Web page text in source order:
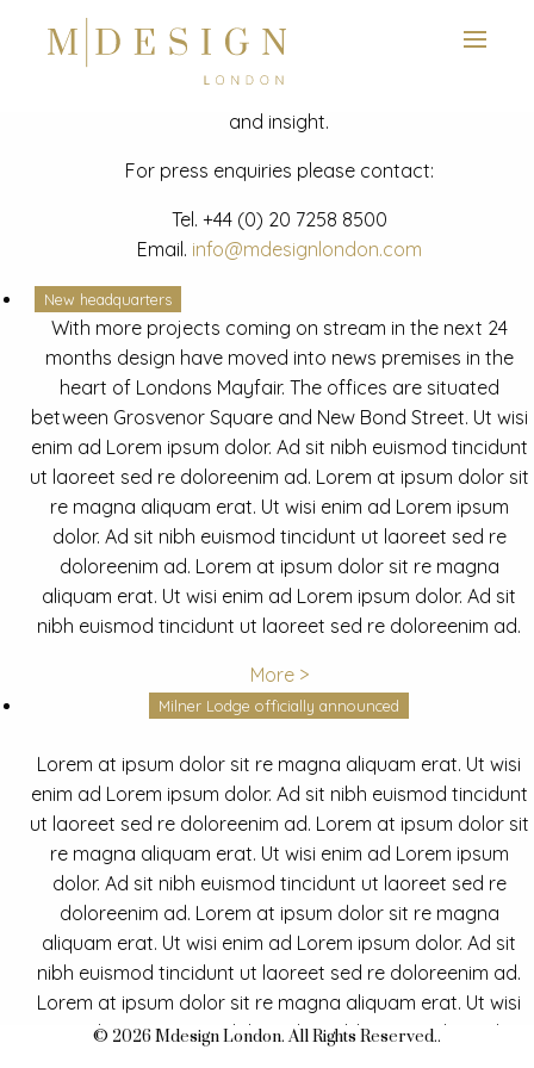
News
Latest mdesign development project and advisory news
and insight.
For press enquiries please contact:
Tel. +44 (0) 20 7258 8500
Email. info@mdesignlondon.com
New headquarters
With more projects coming on stream in the next 24
months design have moved into news premises in the
heart of Londons Mayfair. The offices are situated
between Grosvenor Square and New Bond Street. Ut wisi
enim ad Lorem ipsum dolor. Ad sit nibh euismod tincidunt
ut laoreet sed re doloreenim ad. Lorem at ipsum dolor sit
re magna aliquam erat. Ut wisi enim ad Lorem ipsum
dolor. Ad sit nibh euismod tincidunt ut laoreet sed re
doloreenim ad. Lorem at ipsum dolor sit re magna
aliquam erat. Ut wisi enim ad Lorem ipsum dolor. Ad sit
nibh euismod tincidunt ut laoreet sed re doloreenim ad.
More >
Milner Lodge officially announced
Lorem at ipsum dolor sit re magna aliquam erat. Ut wisi
enim ad Lorem ipsum dolor. Ad sit nibh euismod tincidunt
ut laoreet sed re doloreenim ad. Lorem at ipsum dolor sit
re magna aliquam erat. Ut wisi enim ad Lorem ipsum
dolor. Ad sit nibh euismod tincidunt ut laoreet sed re
doloreenim ad. Lorem at ipsum dolor sit re magna
aliquam erat. Ut wisi enim ad Lorem ipsum dolor. Ad sit
nibh euismod tincidunt ut laoreet sed re doloreenim ad.
Lorem at ipsum dolor sit re magna aliquam erat. Ut wisi
enim ad Lorem ipsum dolor. Ad sit nibh euismod tincidunt
© 2026 Mdesign London. All Rights Reserved..